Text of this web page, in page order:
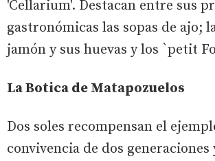
'Cellarium'. Destacan entre sus
gastronómicas las sopas de ajo;
jamón y sus huevas y los `petit
La Botica de Matapozuelos
Dos soles recompensan el
convivencia de dos generaciones